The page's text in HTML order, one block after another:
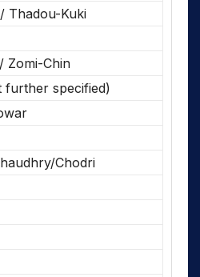
Thadou-Kuki
Zomi-Chin
further specified)
Chodri